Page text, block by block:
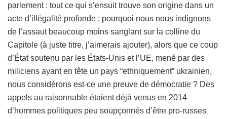
parlement : tout ce qui s’ensuit trouve son origine dans un
acte d’illégalité profonde ; pourquoi nous nous indignons
de l’assaut beaucoup moins sanglant sur la colline du
Capitole (à juste titre, j’aimerais ajouter), alors que ce coup
d’État soutenu par les États-Unis et l’UE, mené par des
miliciens ayant en tête un pays “ethniquement” ukrainien,
nous considérons est-ce une preuve de démocratie ? Des
appels au raisonnable étaient déjà venus en 2014
d’hommes politiques peu soupçonnés d’être pro-russes